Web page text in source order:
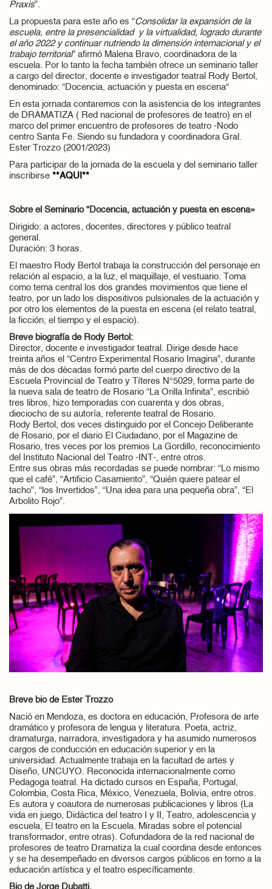
Praxis”.
La propuesta para este año es “Consolidar la expansión de la
escuela, entre la presencialidad y la virtualidad, logrado durante
el año 2022 y continuar nutriendo la dimensión internacional y el
trabajo territorial” afirmó Malena Bravo, coordinadora de la
escuela. Por lo tanto la fecha también ofrece un seminario taller
a cargo del director, docente e investigador teatral Rody Bertol,
denominado: “Docencia, actuación y puesta en escena“
En esta jornada contaremos con la asistencia de los integrantes
de DRAMATIZA ( Red nacional de profesores de teatro) en el
marco del primer encuentro de profesores de teatro -Nodo
centro Santa Fe. Siendo su fundadora y coordinadora Gral.
Ester Trozzo (2001/2023)
Para participar de la jornada de la escuela y del seminario taller
inscribirse **AQUI**
Sobre el Seminario “Docencia, actuación y puesta en escena»
Dirigido: a actores, docentes, directores y público teatral
general.
Duración: 3 horas.
El maestro Rody Bertol trabaja la construcción del personaje en
relación al espacio, a la luz, el maquillaje, el vestuario. Toma
como tema central los dos grandes movimientos que tiene el
teatro, por un lado los dispositivos pulsionales de la actuación y
por otro los elementos de la puesta en escena (el relato teatral,
la ficción, el tiempo y el espacio).
Breve biografía de Rody Bertol:
Director, docente e investigador teatral. Dirige desde hace
treinta años el “Centro Experimental Rosario Imagina”, durante
más de dos décadas formó parte del cuerpo directivo de la
Escuela Provincial de Teatro y Títeres N°5029, forma parte de
la nueva sala de teatro de Rosario “La Orilla Infinita”, escribió
tres libros, hizo temporadas con cuarenta y dos obras,
dieciocho de su autoría, referente teatral de Rosario.
Rody Bertol, dos veces distinguido por el Concejo Deliberante
de Rosario, por el diario El Ciudadano, por el Magazine de
Rosario, tres veces por los premios La Gordillo, reconocimiento
del Instituto Nacional del Teatro -INT-, entre otros.
Entre sus obras más recordadas se puede nombrar: “Lo mismo
que el café”, “Artificio Casamiento”, “Quién quiere patear el
tacho”, “los Invertidos”, “Una idea para una pequeña obra”, “El
Arbolito Rojo”.
Breve bio de Ester Trozzo
Nació en Mendoza, es doctora en educación, Profesora de arte
dramático y profesora de lengua y literatura. Poeta, actriz,
dramaturga, narradora, investigadora y ha asumido numerosos
cargos de conducción en educación superior y en la
universidad. Actualmente trabaja en la facultad de artes y
Diseño, UNCUYO. Reconocida internacionalmente como
Pedagoga teatral. Ha dictado cursos en España, Portugal,
Colombia, Costa Rica, México, Venezuela, Bolivia, entre otros.
Es autora y coautora de numerosas publicaciones y libros (La
vida en juego, Didáctica del teatro I y II, Teatro, adolescencia y
escuela, El teatro en la Escuela. Miradas sobre el potencial
transformador, entre otras). Cofundadora de la red nacional de
profesores de teatro Dramatiza la cual coordina desde entonces
y se ha desempeñado en diversos cargos públicos en torno a la
educación artística y el teatro específicamente.